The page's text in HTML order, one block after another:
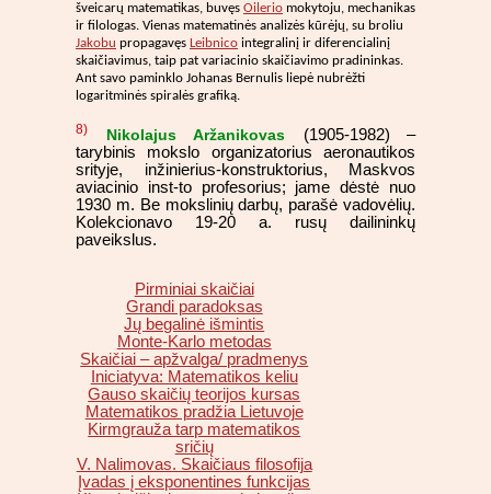
šveicarų matematikas, buvęs Oilerio mokytoju, mechanikas
ir filologas. Vienas matematinės analizės kūrėjų, su broliu
Jakobu propagavęs Leibnico integralinį ir diferencialinį
skaičiavimus, taip pat variacinio skaičiavimo pradininkas.
Ant savo paminklo Johanas Bernulis liepė nubrėžti
logaritminės spiralės grafiką.
8) Nikolajus Aržanikovas
(1905-1982) –
tarybinis mokslo organizatorius aeronautikos
srityje, inžinierius-konstruktorius, Maskvos
aviacinio inst-to profesorius; jame dėstė nuo
1930 m. Be mokslinių darbų, parašė vadovėlių.
Kolekcionavo 19-20 a. rusų dailininkų
paveikslus.
Pirminiai skaičiai
Grandi paradoksas
Jų begalinė išmintis
Monte-Karlo metodas
Skaičiai – apžvalga/ pradmenys
Iniciatyva: Matematikos keliu
Gauso skaičių teorijos kursas
Matematikos pradžia Lietuvoje
Kirmgrauža tarp matematikos
sričių
V. Nalimovas. Skaičiaus filosofija
Įvadas į eksponentines funkcijas